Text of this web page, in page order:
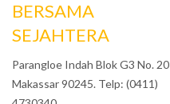
BERSAMA
SEJAHTERA
Parangloe Indah Blok G3 No. 20
Makassar 90245. Telp: (0411)